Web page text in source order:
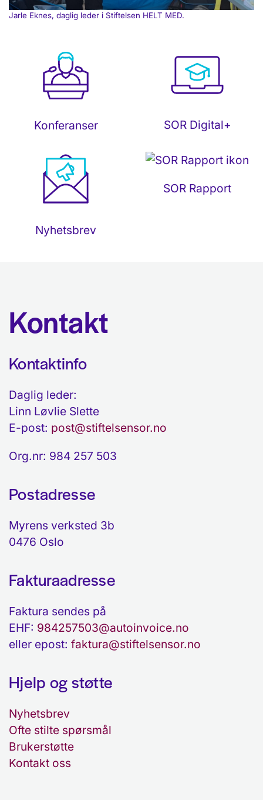
Jarle Eknes, daglig leder i Stiftelsen HELT MED.
Konferanser SOR Digital+
Nyhetsbrev
SOR Rapport
Kontakt
Kontaktinfo
Daglig leder:
Linn Løvlie Slette
E-post: post@stiftelsensor.no
Org.nr: 984 257 503
Postadresse
Myrens verksted 3b
0476 Oslo
Fakturaadresse
Faktura sendes på
EHF: 984257503@autoinvoice.no
eller epost: faktura@stiftelsensor.no
Hjelp og støtte
Nyhetsbrev
Ofte stilte spørsmål
Brukerstøtte
Kontakt oss